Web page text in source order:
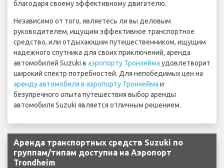
благодаря своему эффективному двигателю.
Независимо от того, являетесь ли вы деловым
руководителем, ищущим эффективное транспортное
средство, или отдыхающим путешественником, ищущим
надежного спутника для своих приключений, аренда
автомобилей Suzuki в аэропорту Тронхейма удовлетворит
широкий спектр потребностей. Для непобедимых цен на
аренду автомобиля в аэропорту Тронхейма и
безупречного опыта путешествия выбор аренды
автомобиля Suzuki является отличным решением.
Аренда транспортных средств Suzuki по
группам/типам доступна на Аэропорт
Trondheim